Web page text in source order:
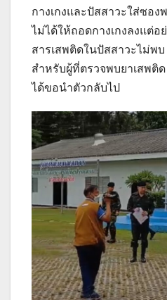
กางเกงและปัสสาวะใส่ซอง
ไม่ได้ให้ถอดกางเกงลงแต่อ
สารเสพติดในปัสสาวะไม่พบ
สำหรับผู้ที่ตรวจพบยาเสพติ
ได้ขอนำตัวกลับไป